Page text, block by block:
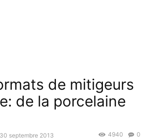
de mitigeurs
de la porcelaine
30 septembre 2013 0
4940